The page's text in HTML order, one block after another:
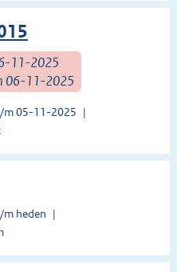
11-2025
06-11-2025
m 05-11-2025
heden